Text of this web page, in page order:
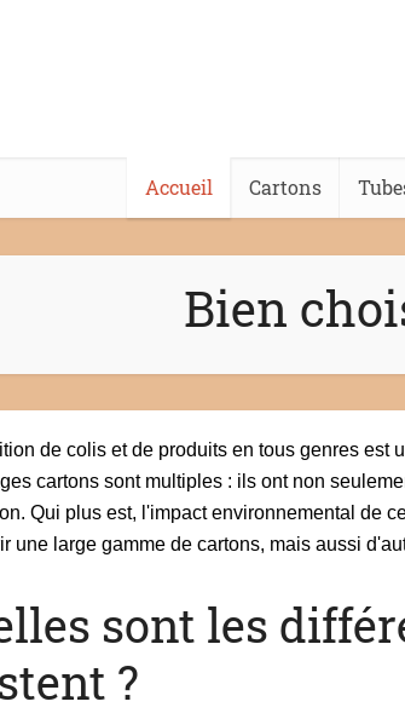
Accueil Cartons
Bien
de colis et de produits en tous genres
cartons sont multiples : ils ont non
Qui plus est, l'impact environnemental de
une large gamme de cartons, mais aussi
sont les
?